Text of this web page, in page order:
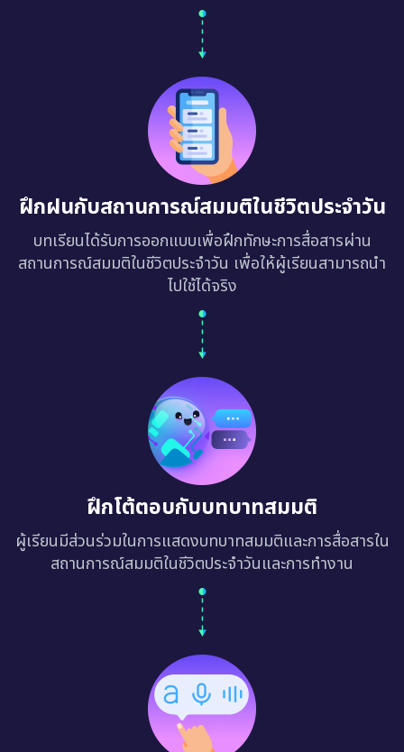
ฝึกฝนกับสถานการณ์สมมติในชีวิตประจำวัน
บทเรียนได้รับการออกแบบเพื่อฝึกทักษะการสื่อสารผ่าน
สถานการณ์สมมติในชีวิตประจำวัน เพื่อให้ผู้เรียนสามารถนำ
ไปใช้ได้จริง
ฝึกโต้ตอบกับบทบาทสมมติ
ผู้เรียนมีส่วนร่วมในการแสดงบทบาทสมมติและการสื่อสารใน
สถานการณ์สมมติในชีวิตประจำวันและการทำงาน